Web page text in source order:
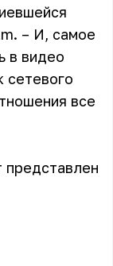
– И, самое
в видео
сетевого
все